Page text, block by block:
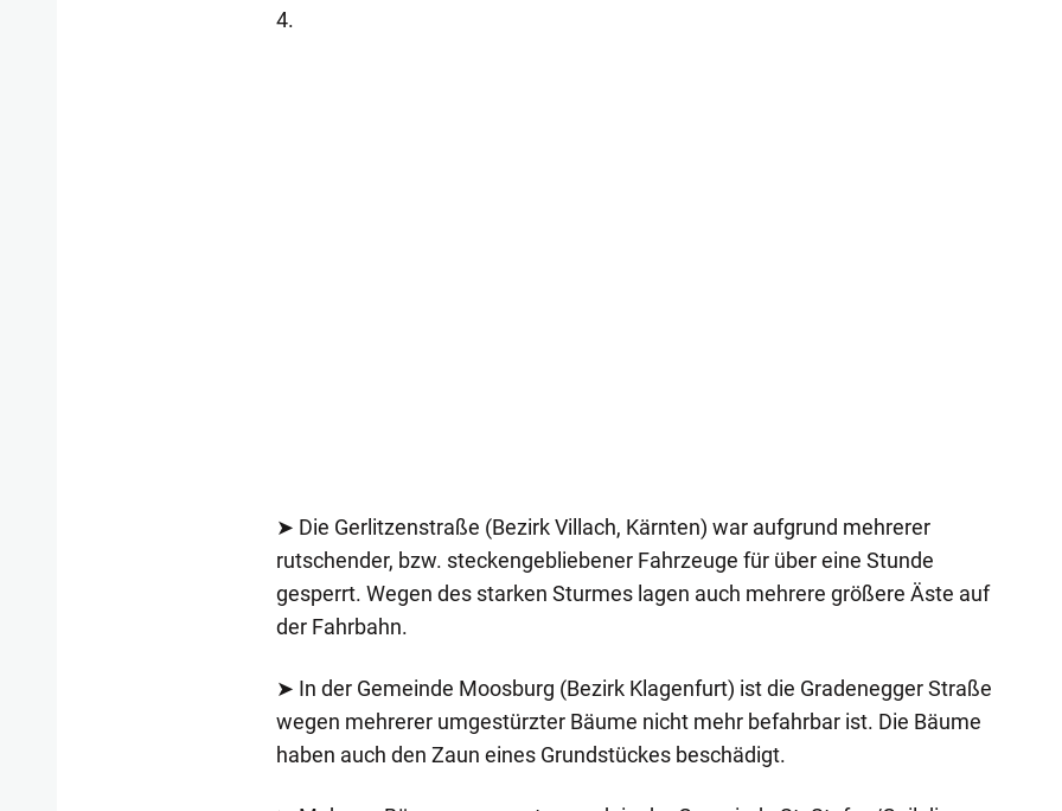
4.
➤ Die Gerlitzenstraße (Bezirk Villach, Kärnten) war aufgrund mehrerer
rutschender, bzw. steckengebliebener Fahrzeuge für über eine Stunde
gesperrt. Wegen des starken Sturmes lagen auch mehrere größere Äste auf
der Fahrbahn.
➤ In der Gemeinde Moosburg (Bezirk Klagenfurt) ist die Gradenegger Straße
wegen mehrerer umgestürzter Bäume nicht mehr befahrbar ist. Die Bäume
haben auch den Zaun eines Grundstückes beschädigt.